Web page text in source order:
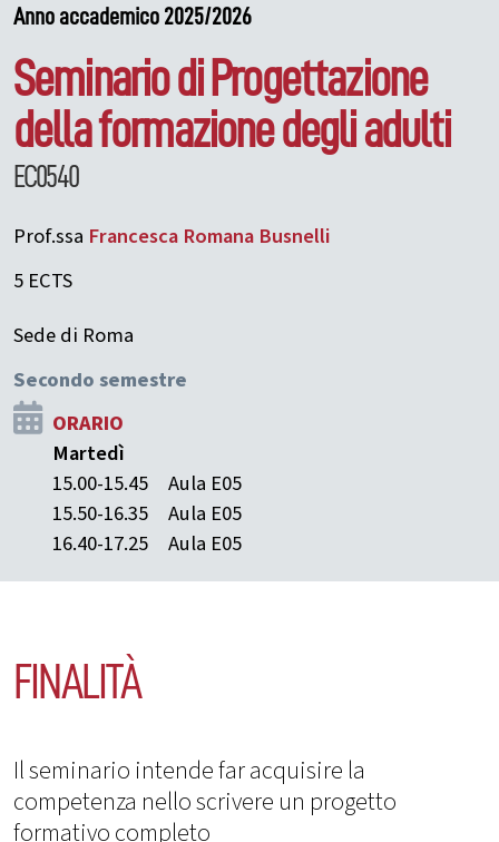
Anno accademico 2025/2026
Seminario di Progettazione
della formazione degli adulti
EC0540
Prof.ssa Francesca Romana Busnelli
5 ECTS
Sede di Roma
Secondo semestre
ORARIO
Martedì
15.00-15.45
Aula E05
15.50-16.35
Aula E05
16.40-17.25
Aula E05
FINALITÀ
Il seminario intende far acquisire la
competenza nello scrivere un progetto
formativo completo